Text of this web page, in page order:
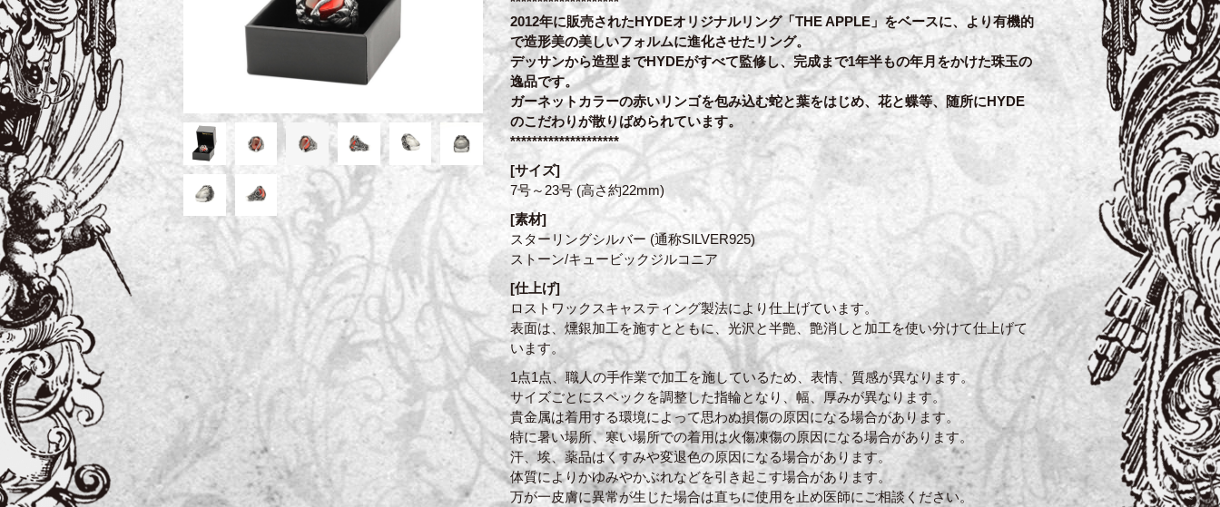
2012年に販売されたHYDEオリジナルリング「THE APPLE」をベースに、より有機的
で造形美の美しいフォルムに進化させたリング。
デッサンから造型までHYDEがすべて監修し、完成まで1年半もの年月をかけた珠玉の
逸品です。
ガーネットカラーの赤いリンゴを包み込む蛇と葉をはじめ、花と蝶等、随所にHYDE
のこだわりが散りばめられています。
********************
[サイズ]
7号～23号 (高さ約22mm)
[素材]
スターリングシルバー (通称SILVER925)
ストーン/キュービックジルコニア
[仕上げ]
ロストワックスキャスティング製法により仕上げています。
表面は、燻銀加工を施すとともに、光沢と半艶、艶消しと加工を使い分けて仕上げて
います。
1点1点、職人の手作業で加工を施しているため、表情、質感が異なります。
サイズごとにスペックを調整した指輪となり、幅、厚みが異なります。
貴金属は着用する環境によって思わぬ損傷の原因になる場合があります。
特に暑い場所、寒い場所での着用は火傷凍傷の原因になる場合があります。
汗、埃、薬品はくすみや変退色の原因になる場合があります。
体質によりかゆみやかぶれなどを引き起こす場合があります。
万が一皮膚に異常が生じた場合は直ちに使用を止め医師にご相談ください。